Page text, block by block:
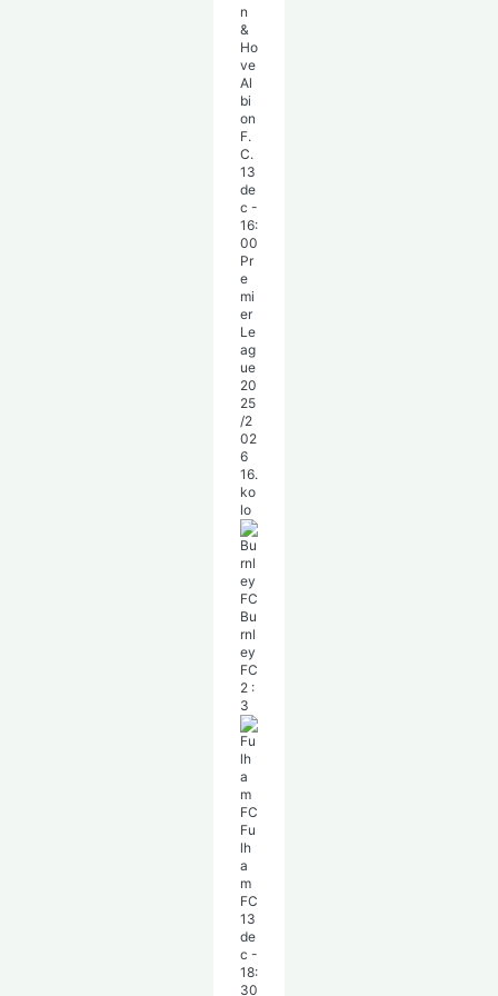
n
&
Ho
ve
Al
bi
on
F.
C.
13
de
c -
16:
00
Pr
e
mi
er
Le
ag
ue
20
25
/2
02
6
16.
ko
lo
Bu
rnl
ey
FC
2 :
3
Fu
lh
a
m
FC
13
de
c -
18:
30